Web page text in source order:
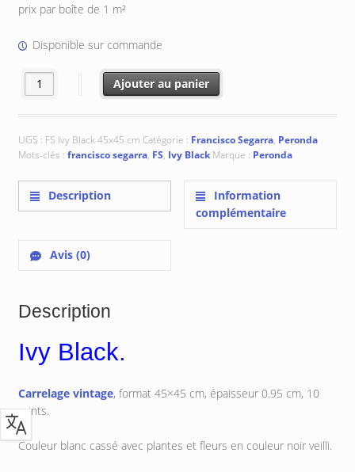
initial
€ 56.02.
actuel
€ 50.45.
prix par boîte de 1 m²
Disponible sur commande
quantité de Ivy Black 45x45 cm
Ajouter au panier
UGS : FS Ivy Black 45x45 cm Catégorie : Francisco Segarra, Peronda
Mots-clés : francisco segarra, FS, Ivy Black Marque : Peronda
Description
Information
complémentaire
Avis (0)
Description
Ivy Black.
Carrelage vintage, format 45×45 cm, épaisseur 0.95 cm, 10
prints.
Couleur blanc cassé avec plantes et fleurs en couleur noir veilli.